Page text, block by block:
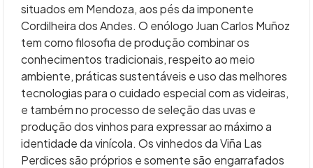
situados em Mendoza, aos pés da imponente
Cordilheira dos Andes. O enólogo Juan Carlos Muñoz
tem como filosofia de produção combinar os
conhecimentos tradicionais, respeito ao meio
ambiente, práticas sustentáveis e uso das melhores
tecnologias para o cuidado especial com as videiras,
e também no processo de seleção das uvas e
produção dos vinhos para expressar ao máximo a
identidade da vinícola. Os vinhedos da Viña Las
Perdices são próprios e somente são engarrafados